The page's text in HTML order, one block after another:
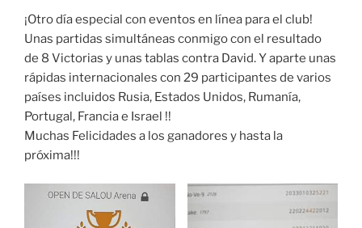
¡Otro día especial con eventos en línea para el club!
Unas partidas simultáneas conmigo con el resultado
de 8 Victorias y unas tablas contra David. Y aparte unas
rápidas internacionales con 29 participantes de varios
países incluidos Rusia, Estados Unidos, Rumanía,
Portugal, Francia e Israel !!
Muchas Felicidades a los ganadores y hasta la
próxima!!!